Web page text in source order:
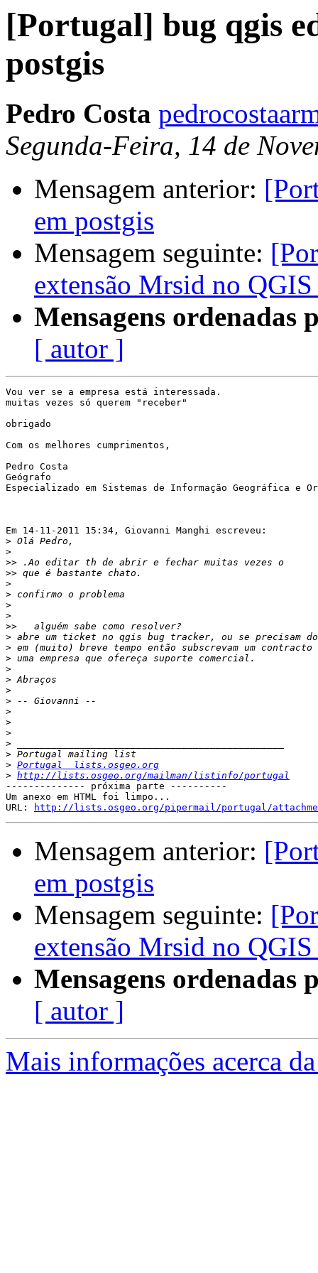
[Portugal] bug qgis
postgis
Pedro Costa
Segunda-Feira, 14 de
Mensagem anterior:
em postgis
Mensagem seguinte:
extensão Mrsid no
Mensagens ordenadas
[ autor ]
Vou ver se a empresa está interessada.
muitas vezes só querem "receber"
obrigado
Com os melhores cumprimentos,
Pedro Costa
Geógrafo
Especializado em Sistemas de Informação Geográfica e
Em 14-11-2011 15:34, Giovanni Manghi escreveu:
>
>
>>
>>
>
>
>
>
>>
>
>
>
>
>
>
>
>
>
>
>
>
> Portugal  lists.osgeo.org
> http://lists.osgeo.org/mailman/listinfo/portugal
-------------- próxima parte ----------
Um anexo em HTML foi limpo...
URL:
http://lists.osgeo.org/pipermail/portugal/
Mensagem anterior:
em postgis
Mensagem seguinte:
extensão Mrsid no
Mensagens ordenadas
[ autor ]
Mais informações acerca